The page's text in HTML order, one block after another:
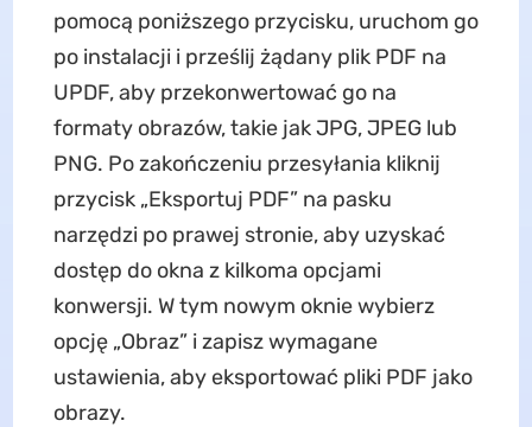
pomocą poniższego przycisku, uruchom go
po instalacji i prześlij żądany plik PDF na
UPDF, aby przekonwertować go na
formaty obrazów, takie jak JPG, JPEG lub
PNG. Po zakończeniu przesyłania kliknij
przycisk „Eksportuj PDF” na pasku
narzędzi po prawej stronie, aby uzyskać
dostęp do okna z kilkoma opcjami
konwersji. W tym nowym oknie wybierz
opcję „Obraz” i zapisz wymagane
ustawienia, aby eksportować pliki PDF jako
obrazy.